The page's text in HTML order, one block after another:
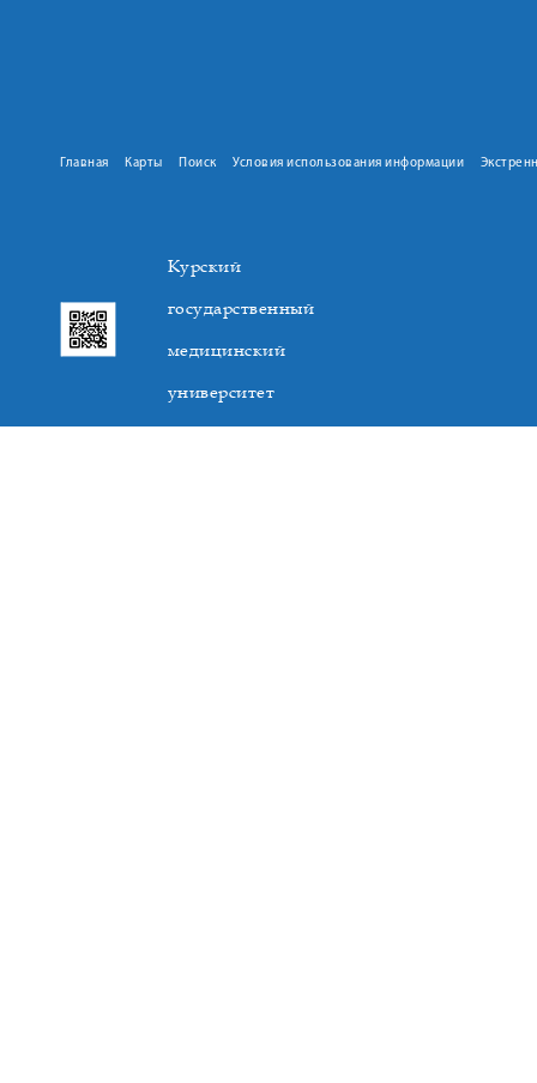
Главная Карты Поиск Условия использования информации
Курский
государственный
медицинский
университет